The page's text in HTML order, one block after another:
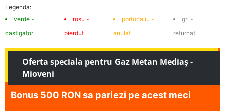
Legenda:
verde -
castigator
rosu -
pierdut
portocaliu -
anulat
gri -
returnat
Oferta speciala pentru Gaz Metan Mediaş -
Mioveni
Bonus 500 RON sa pariezi pe acest meci